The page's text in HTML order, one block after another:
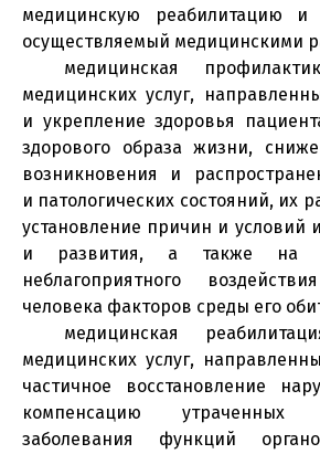
медицинскую реабилитацию и
осуществляемый медицинскими
медицинская
медицинских услуг,
и укрепление здоровья
здорового образа жизни,
возникновения и
и патологических состояний, их
установление причин и условий
и развития, а также на
неблагоприятного
человека факторов среды его
медицинская
медицинских услуг,
частичное восстановление
компенсацию утраченных
заболевания функций